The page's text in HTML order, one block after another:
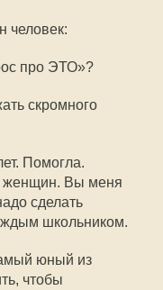
человек:
про ЭТО»?
скромного
Помогла.
женщин. Вы меня
сделать
школьником.
юный из
чтобы